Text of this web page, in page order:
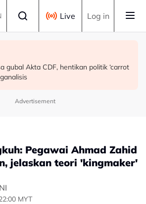
Live Log in
meningkat kepada RM19.65 bilion
2026 - Noraini
Jho Low individu "nombor satu" dalam
Najib antara penerima dana
gubal Akta CDF, hentikan politik ‘carrot
Advertisement
Pegawai Ahmad Zahid
jelaskan teori 'kingmaker'
MYT